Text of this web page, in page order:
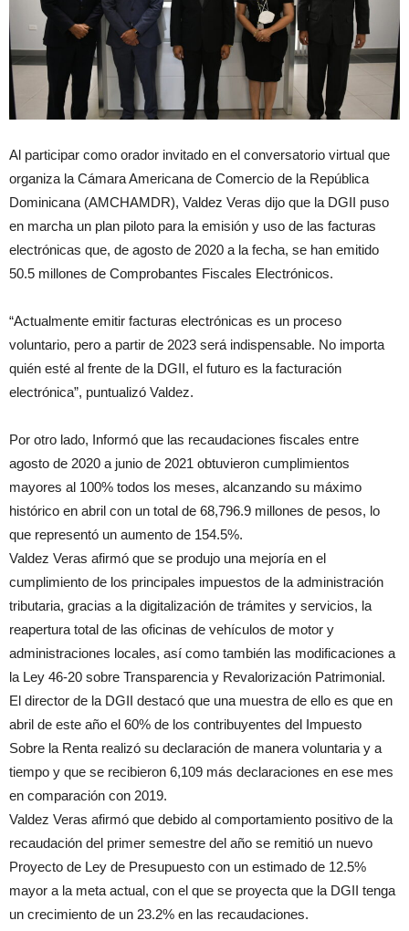
Al participar como orador invitado en el conversatorio virtual que
organiza la Cámara Americana de Comercio de la República
Dominicana (AMCHAMDR), Valdez Veras dijo que la DGII puso
en marcha un plan piloto para la emisión y uso de las facturas
electrónicas que, de agosto de 2020 a la fecha, se han emitido
50.5 millones de Comprobantes Fiscales Electrónicos.
“Actualmente emitir facturas electrónicas es un proceso
voluntario, pero a partir de 2023 será indispensable. No importa
quién esté al frente de la DGII, el futuro es la facturación
electrónica”, puntualizó Valdez.
Por otro lado, Informó que las recaudaciones fiscales entre
agosto de 2020 a junio de 2021 obtuvieron cumplimientos
mayores al 100% todos los meses, alcanzando su máximo
histórico en abril con un total de 68,796.9 millones de pesos, lo
que representó un aumento de 154.5%.
Valdez Veras afirmó que se produjo una mejoría en el
cumplimiento de los principales impuestos de la administración
tributaria, gracias a la digitalización de trámites y servicios, la
reapertura total de las oficinas de vehículos de motor y
administraciones locales, así como también las modificaciones a
la Ley 46-20 sobre Transparencia y Revalorización Patrimonial.
El director de la DGII destacó que una muestra de ello es que en
abril de este año el 60% de los contribuyentes del Impuesto
Sobre la Renta realizó su declaración de manera voluntaria y a
tiempo y que se recibieron 6,109 más declaraciones en ese mes
en comparación con 2019.
Valdez Veras afirmó que debido al comportamiento positivo de la
recaudación del primer semestre del año se remitió un nuevo
Proyecto de Ley de Presupuesto con un estimado de 12.5%
mayor a la meta actual, con el que se proyecta que la DGII tenga
un crecimiento de un 23.2% en las recaudaciones.